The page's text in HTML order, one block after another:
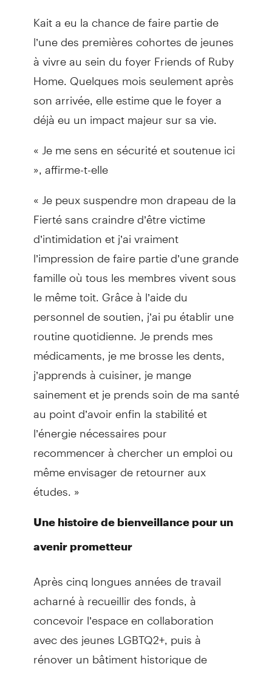
Kait a eu la chance de faire partie de
l’une des premières cohortes de jeunes
à vivre au sein du foyer Friends of Ruby
Home. Quelques mois seulement après
son arrivée, elle estime que le foyer a
déjà eu un impact majeur sur sa vie.
« Je me sens en sécurité et soutenue ici
», affirme-t-elle
« Je peux suspendre mon drapeau de la
Fierté sans craindre d’être victime
d’intimidation et j’ai vraiment
l’impression de faire partie d’une grande
famille où tous les membres vivent sous
le même toit. Grâce à l’aide du
personnel de soutien, j’ai pu établir une
routine quotidienne. Je prends mes
médicaments, je me brosse les dents,
j’apprends à cuisiner, je mange
sainement et je prends soin de ma santé
au point d’avoir enfin la stabilité et
l’énergie nécessaires pour
recommencer à chercher un emploi ou
même envisager de retourner aux
études. »
Une histoire de bienveillance pour un
avenir prometteur
Après cinq longues années de travail
acharné à recueillir des fonds, à
concevoir l’espace en collaboration
avec des jeunes LGBTQ2+, puis à
rénover un bâtiment historique de